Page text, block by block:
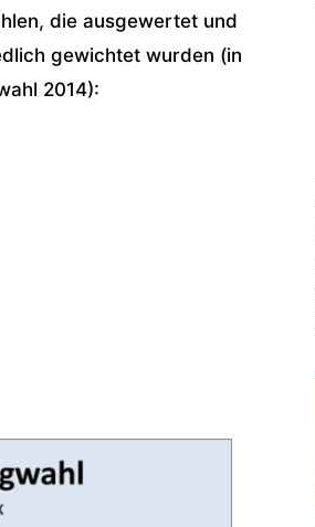
die ausgewertet und
gewichtet wurden (in
2014):